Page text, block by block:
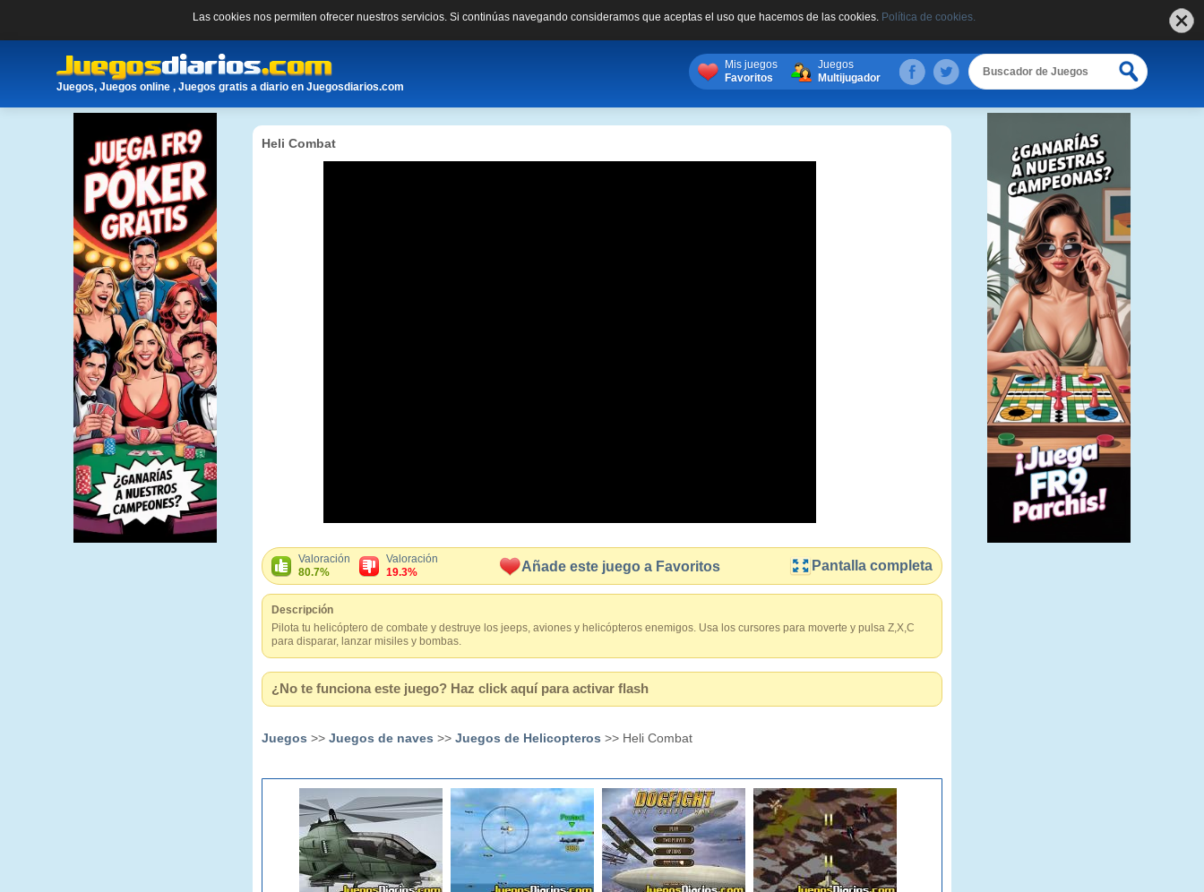
Las cookies nos permiten ofrecer nuestros servicios. Si continúas navegando consideramos que aceptas el uso que hacemos de las cookies. Política de cookies.
Juegos, Juegos online , Juegos gratis a diario en Juegosdiarios.com
Mis juegos
Favoritos
Juegos
Multijugador
Heli Combat
Valoración
80.7%
Valoración
19.3%
Añade este juego a Favoritos Pantalla completa
Descripción
Pilota tu helicóptero de combate y destruye los jeeps, aviones y helicópteros enemigos. Usa los cursores para moverte y pulsa Z,X,C
para disparar, lanzar misiles y bombas.
¿No te funciona este juego? Haz click aquí para activar flash
Juegos >> Juegos de naves >> Juegos de Helicopteros >> Heli Combat